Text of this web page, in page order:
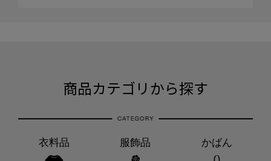
商品カテゴリから探す
衣料品 服飾品 かばん